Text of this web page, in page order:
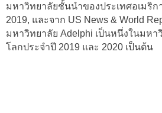
มหาวิทยาลัยชั้นนำของประเทศอเมริก
2019, และจาก US News & World
มหาวิทยาลัย Adelphi เป็นหนึ่งในมห
โลกประจำปี 2019 และ 2020 เป็นต้น